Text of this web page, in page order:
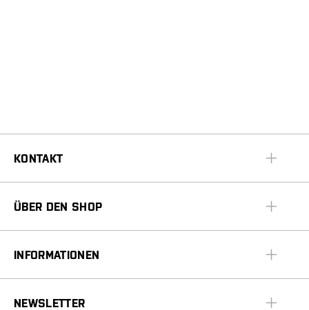
KONTAKT
ÜBER DEN SHOP
INFORMATIONEN
NEWSLETTER